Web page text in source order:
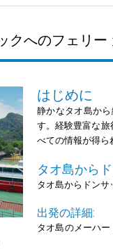
クへのフェリー
はじめに
静かなタオ島か
す。経験豊富な
べての情報が得ら
タオ島から
タオ島からドンサ
出発の詳細:
タオ島のメーハ